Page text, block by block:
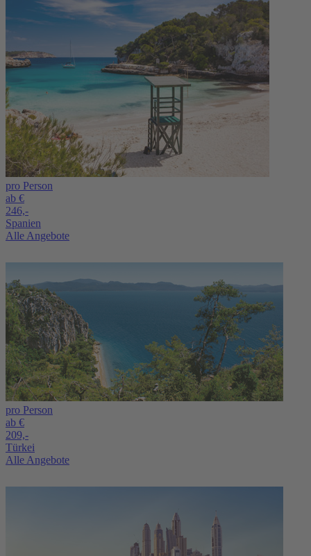
pro Person
ab €
246,-
Spanien
Alle Angebote
pro Person
ab €
209,-
Türkei
Alle Angebote